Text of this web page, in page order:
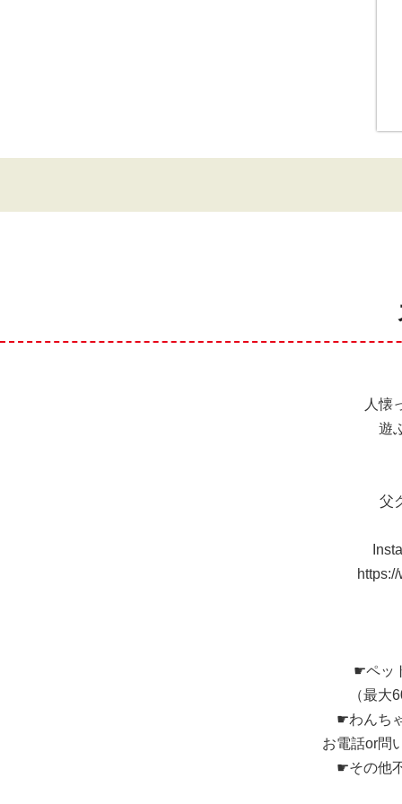
人懐
遊
父
☛ペッ
（最
☛わんち
お電話or問
☛その他